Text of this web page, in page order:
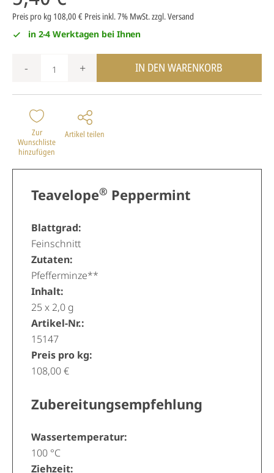
Preis pro kg 108,00 € Preis inkl. 7% MwSt.zzgl. Versand
in 2-4 Werktagen bei Ihnen
+
- IN DEN WARENKORB
Zur
Wunschliste
hinzufügen
Artikel teilen
Teavelope® Peppermint
Blattgrad:
Feinschnitt
Zutaten:
Pfefferminze**
Inhalt:
25 x 2,0 g
Artikel-Nr.:
15147
Preis pro kg:
108,00 €
Zubereitungsempfehlung
Wassertemperatur:
100 °C
Ziehzeit: